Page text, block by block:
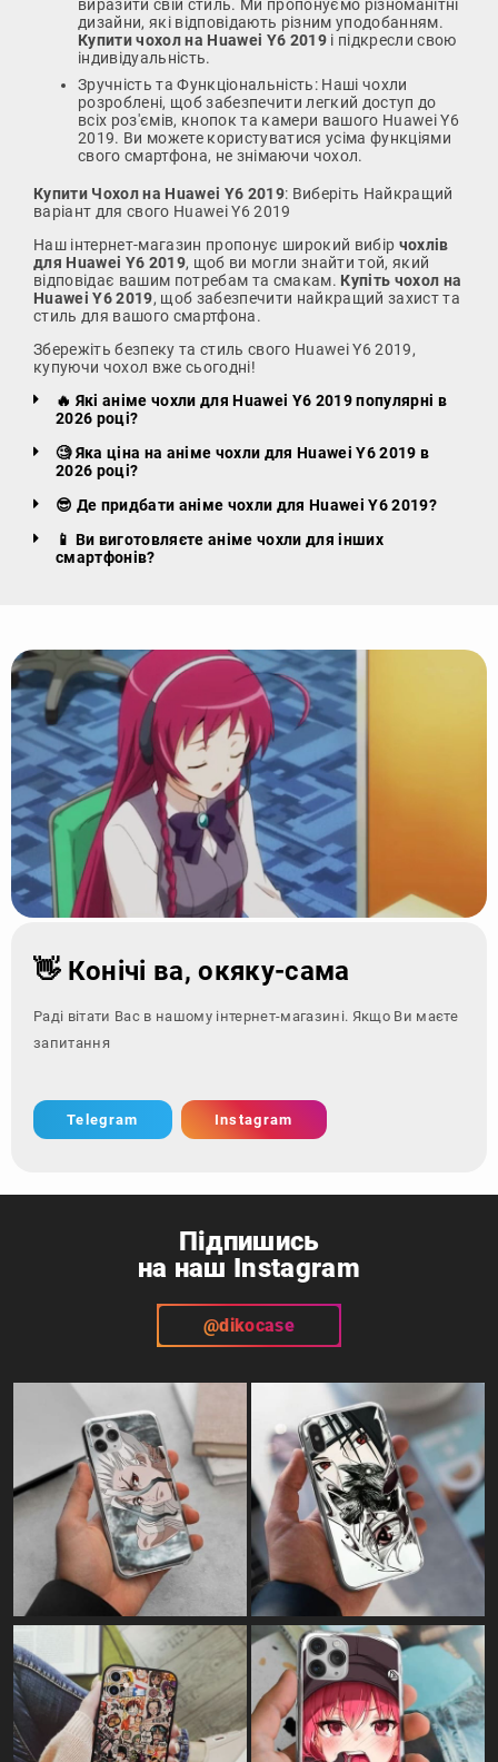
виразити свій стиль. Ми пропонуємо різноманітні
дизайни, які відповідають різним уподобанням.
Купити чохол на Huawei Y6 2019 і підкресли свою
індивідуальність.
Зручність та Функціональність: Наші чохли
розроблені, щоб забезпечити легкий доступ до
всіх роз'ємів, кнопок та камери вашого Huawei Y6
2019. Ви можете користуватися усіма функціями
свого смартфона, не знімаючи чохол.
Купити Чохол на Huawei Y6 2019: Виберіть Найкращий
варіант для свого Huawei Y6 2019
Наш інтернет-магазин пропонує широкий вибір чохлів
для Huawei Y6 2019, щоб ви могли знайти той, який
відповідає вашим потребам та смакам. Купіть чохол на
Huawei Y6 2019, щоб забезпечити найкращий захист та
стиль для вашого смартфона.
Збережіть безпеку та стиль свого Huawei Y6 2019,
купуючи чохол вже сьогодні!
🔥 Які аніме чохли для Huawei Y6 2019 популярні в
2026 році?
🧐 Яка ціна на аніме чохли для Huawei Y6 2019 в
2026 році?
😎 Де придбати аніме чохли для Huawei Y6 2019?
📱 Ви виготовляєте аніме чохли для інших
смартфонів?
👋 Конічі ва, окяку-сама
Раді вітати Вас в нашому інтернет-магазині. Якщо Ви маєте
запитання - зверніться
Telegram Instagram
Підпишись
на наш Instagram
@dikocase